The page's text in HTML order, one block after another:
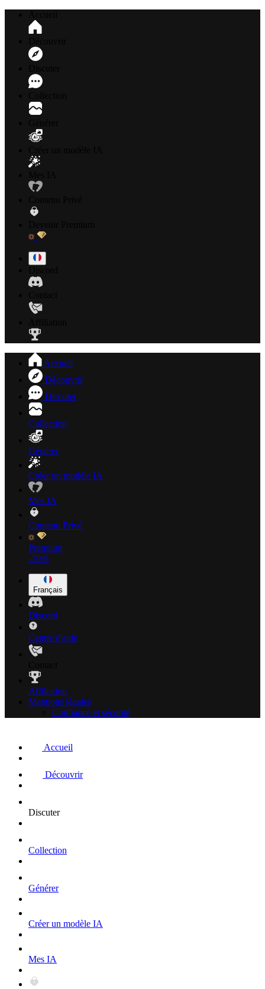
Accueil
Découvrir
Discuter
Collection
Générer
Créer un modèle IA
Mes IA
Contenu Privé
Premium
-70%
Français
Discord
Centre d'aide
Affiliation
Mentions légales
Confiance et sécurité
Accueil
Découvrir
Discuter
Collection
Générer
Créer un modèle IA
Mes IA